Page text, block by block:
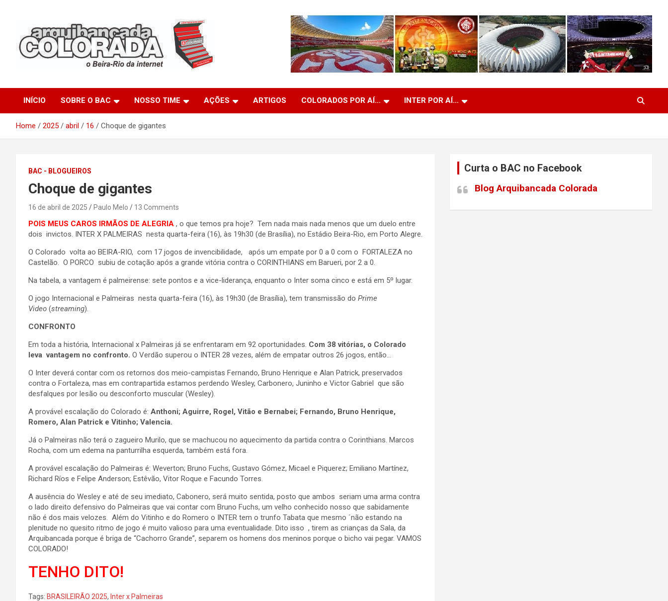
Arquibancada Colorada
INÍCIO SOBRE O BAC NOSSO TIME AÇÕES ARTIGOS COLORADOS POR AÍ… INTER POR AÍ…
Home 2025 abril 16 Choque de gigantes
BAC - BLOGUEIROS
Choque de gigantes
16 de abril de 2025 Paulo Melo 13 Comments
POIS MEUS CAROS IRMÃOS DE ALEGRIA , o que temos pra hoje? Tem nada mais nada menos que um duelo entre
dois invictos. INTER X PALMEIRAS nesta quarta-feira (16), às 19h30 (de Brasília), no Estádio Beira-Rio, em Porto Alegre.
O Colorado volta ao BEIRA-RIO, com 17 jogos de invencibilidade, após um empate por 0 a 0 com o FORTALEZA no
Castelão. O PORCO subiu de cotação após a grande vitória contra o CORINTHIANS em Barueri, por 2 a 0.
Na tabela, a vantagem é palmeirense: sete pontos e a vice-liderança, enquanto o Inter soma cinco e está em 5º lugar.
O jogo Internacional e Palmeiras nesta quarta-feira (16), às 19h30 (de Brasília), tem transmissão do Prime
Video (streaming).
CONFRONTO
Em toda a história, Internacional x Palmeiras já se enfrentaram em 92 oportunidades. Com 38 vitórias, o Colorado
leva vantagem no confronto. O Verdão superou o INTER 28 vezes, além de empatar outros 26 jogos, então…
O Inter deverá contar com os retornos dos meio-campistas Fernando, Bruno Henrique e Alan Patrick, preservados
contra o Fortaleza, mas em contrapartida estamos perdendo Wesley, Carbonero, Juninho e Victor Gabriel que são
desfalques por lesão ou desconforto muscular (Wesley).
A provável escalação do Colorado é: Anthoni; Aguirre, Rogel, Vitão e Bernabei; Fernando, Bruno Henrique,
Romero, Alan Patrick e Vitinho; Valencia.
Já o Palmeiras não terá o zagueiro Murilo, que se machucou no aquecimento da partida contra o Corinthians. Marcos
Rocha, com um edema na panturrilha esquerda, também está fora.
A provável escalação do Palmeiras é: Weverton; Bruno Fuchs, Gustavo Gómez, Micael e Piquerez; Emiliano Martínez,
Richard Ríos e Felipe Anderson; Estêvão, Vitor Roque e Facundo Torres.
A ausência do Wesley e até de seu imediato, Cabonero, será muito sentida, posto que ambos seriam uma arma contra
o lado direito defensivo do Palmeiras que vai contar com Bruno Fuchs, um velho conhecido nosso que sabidamente
não é dos mais velozes. Além do Vitinho e do Romero o INTER tem o trunfo Tabata que mesmo ´não estando na
plenitude no quesito ritmo de jogo é muito valioso para uma eventualidade. Dito isso , tirem as crianças da Sala, da
Arquibancada porque é briga de “Cachorro Grande”, separem os homens dos meninos porque o bicho vai pegar. VAMOS
COLORADO!
TENHO DITO!
Tags: BRASILEIRÃO 2025, Inter x Palmeiras
Curta o BAC no Facebook
Blog Arquibancada Colorada